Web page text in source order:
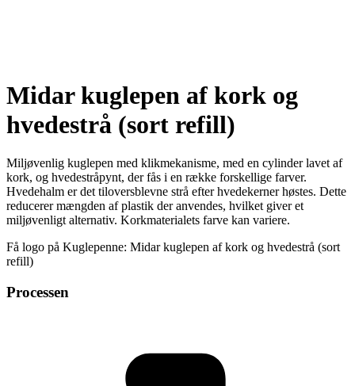
Midar kuglepen af kork og
hvedestrå (sort refill)
Miljøvenlig kuglepen med klikmekanisme, med en cylinder lavet af
kork, og hvedestråpynt, der fås i en række forskellige farver.
Hvedehalm er det tiloversblevne strå efter hvedekerner høstes. Dette
reducerer mængden af plastik der anvendes, hvilket giver et
miljøvenligt alternativ. Korkmaterialets farve kan variere.
Få logo på Kuglepenne: Midar kuglepen af kork og hvedestrå (sort
refill)
Processen